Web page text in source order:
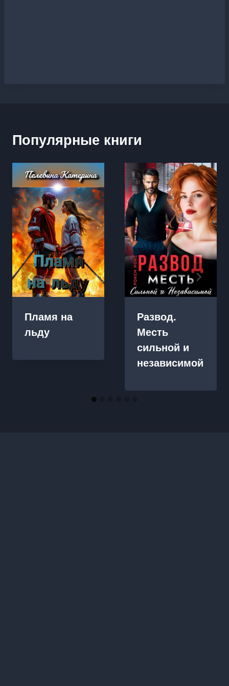
Популярные книги
Пламя на
льду
Развод.
Месть
сильной и
независимой